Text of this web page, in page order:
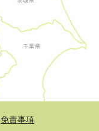
免責事項